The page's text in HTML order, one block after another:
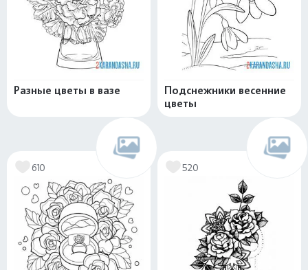
Разные цветы в вазе
Подснежники весенние
цветы
610 520